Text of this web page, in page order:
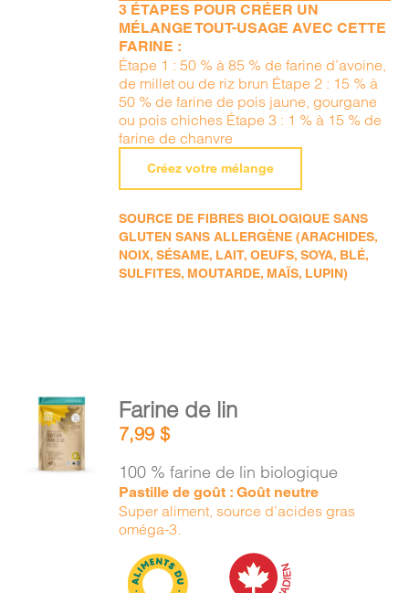
3 ÉTAPES POUR CRÉER UN
MÉLANGE TOUT-USAGE AVEC CETTE
FARINE :
Étape 1 : 50 % à 85 % de farine d’avoine,
de millet ou de riz brun Étape 2 : 15 % à
50 % de farine de pois jaune, gourgane
ou pois chiches Étape 3 : 1 % à 15 % de
farine de chanvre
Créez votre mélange
SOURCE DE FIBRES BIOLOGIQUE SANS
GLUTEN SANS ALLERGÈNE (ARACHIDES,
NOIX, SÉSAME, LAIT, OEUFS, SOYA, BLÉ,
SULFITES, MOUTARDE, MAÏS, LUPIN)
AJOUTER
AU
PANIER
/
Farine de lin
7,99$
100 % farine de lin biologique
Pastille de goût : Goût neutre
Super aliment, source d’acides gras
oméga-3.